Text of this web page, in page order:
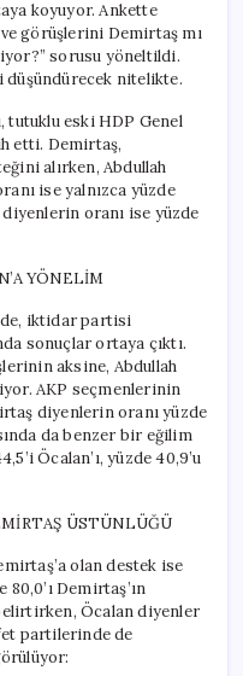
koyuyor. Ankette
görüşlerini Demirtaş mı
sorusu yöneltildi.
düşündürecek nitelikte.
tutuklu eski HDP Genel
etti. Demirtaş,
alırken, Abdullah
ise yalnızca yüzde
oranı ise yüzde
YÖNELİM
iktidar partisi
sonuçlar ortaya çıktı.
aksine, Abdullah
AKP seçmenlerinin
diyenlerin oranı yüzde
da benzer bir eğilim
Öcalan’ı, yüzde 40,9’u
ÜSTÜNLÜĞÜ
olan destek ise
Demirtaş’ın
Öcalan diyenler
partilerinde de